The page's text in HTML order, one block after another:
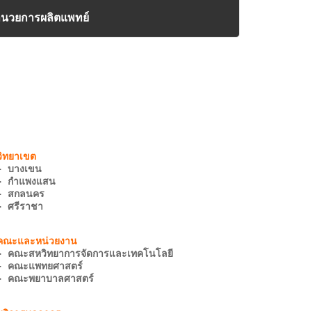
วยการผลิตแพทย์
บางเขน
กำแพงแสน
สกลนคร
ศรีราชา
คณะสหวิทยาการจัดการและเทคโนโลยี
คณะแพทยศาสตร์
คณะพยาบาลศาสตร์